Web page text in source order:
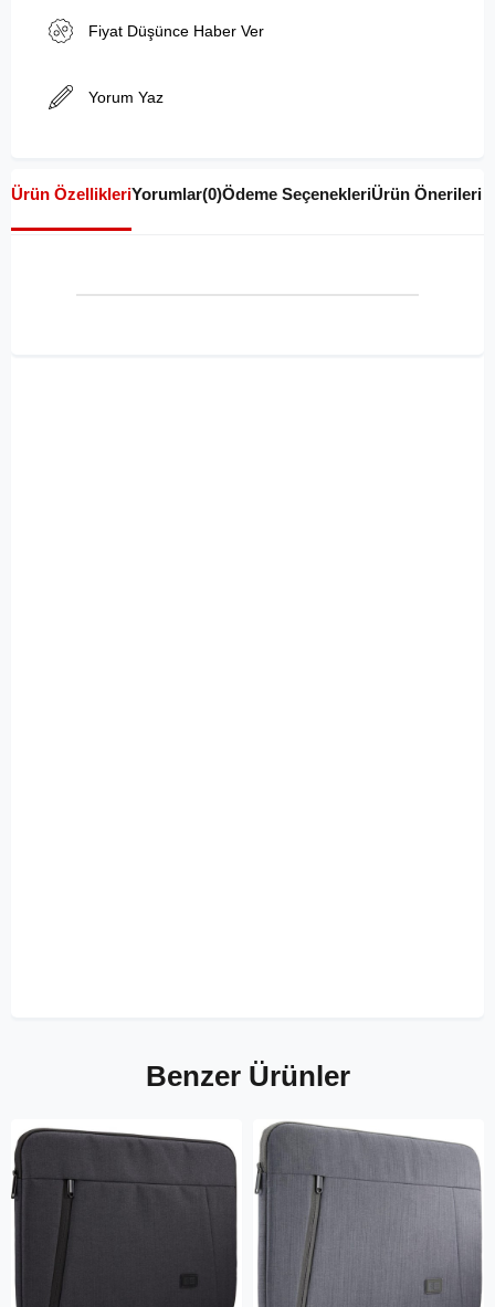
Fiyat Düşünce Haber Ver
Yorum Yaz
Ürün ÖzellikleriYorumlar(0)Ödeme SeçenekleriÜrün Önerileri
Benzer Ürünler